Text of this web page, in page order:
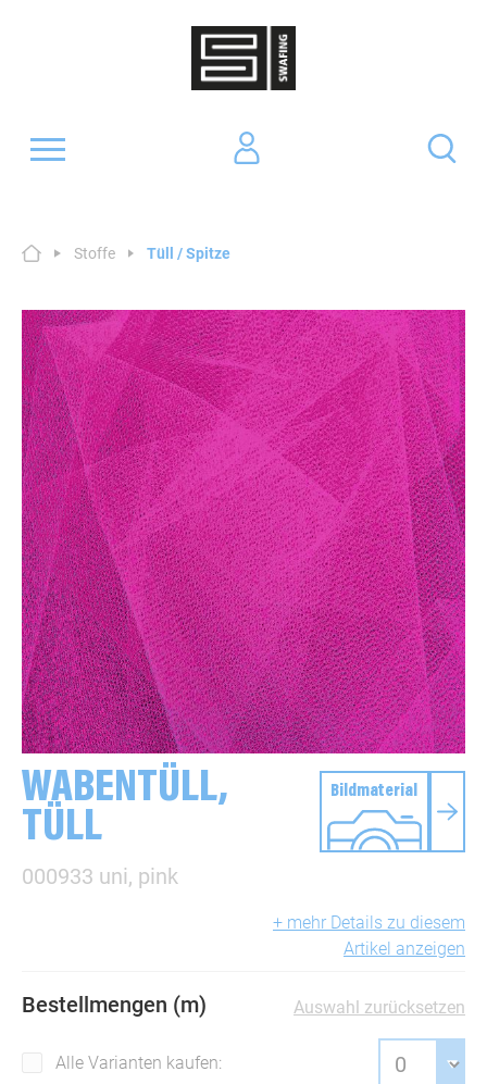
Stoffe Tüll / Spitze
WABENTÜLL,
TÜLL
000933 uni, pink
Bildmaterial
+ mehr Details zu diesem
Artikel anzeigen
Bestellmengen (m) Auswahl zurücksetzen
Alle Varianten kaufen: